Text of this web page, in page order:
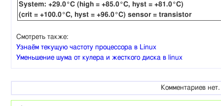
System: +29.0°C (high = +85.0°C, hyst = +81.0°C)
(crit = +100.0°C, hyst = +96.0°C) sensor = transistor
Смотреть также:
Узнаём текущую частоту процессора в Linux
Уменьшение шума от кулера и жесткого диска в linux
Комментариев нет.